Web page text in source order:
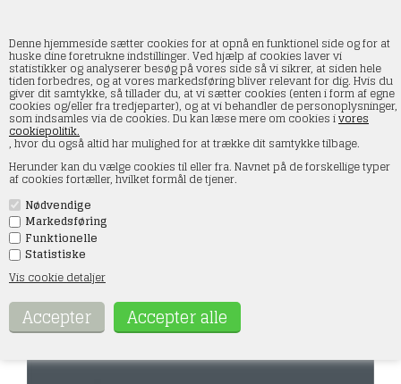
Denne hjemmeside sætter cookies for at opnå en funktionel side og for at
huske dine foretrukne indstillinger. Ved hjælp af cookies laver vi
statistikker og analyserer besøg på vores side så vi sikrer, at siden hele
tiden forbedres, og at vores markedsføring bliver relevant for dig. Hvis du
giver dit samtykke, så tillader du, at vi sætter cookies (enten i form af egne
cookies og/eller fra tredjeparter), og at vi behandler de personoplysninger,
som indsamles via de cookies. Du kan læse mere om cookies ivores
cookiepolitik.
, hvor du også altid har mulighed for at trække dit samtykke tilbage.
Herunder kan du vælge cookies til eller fra. Navnet på de forskellige typer
af cookies fortæller, hvilket formål de tjener.
Nødvendige
Markedsføring
Funktionelle
Statistiske
Vis cookie detaljer
AK 11850 RAF Ekstra mørk sø grå
BS381C/640- AIR, 17 ml
Forside»Maling og tilbehør»AK Interactive»Acrylic 3rd Generation AIR